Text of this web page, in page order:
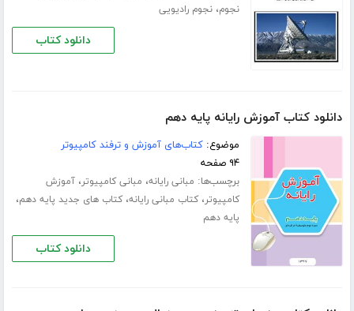
نجوم،نجوم رادیویی
دانلود کتاب
دانلود کتاب آموزش رایانه پایه دهم
موضوع:کتاب‌های آموزش و ترفند کامپیوتر
۹۴ صفحه
برچسب‌ها: مبانی رایانه، مبانی کامپیوتر،آموزش
کامپیوتر،کتاب مبانی رایانه،کتاب های جدید پایه دهم،
پایه دهم
دانلود کتاب